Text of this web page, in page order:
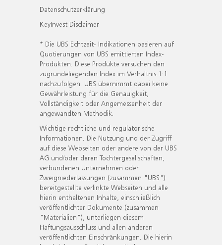
Datenschutzerklärung
KeyInvest Disclaimer
* Die UBS Echtzeit- Indikationen basieren auf
Quotierungen von UBS emittierten Index-
Produkten. Diese Produkte versuchen den
zugrundeliegenden Index im Verhältnis 1:1
nachzufolgen. UBS übernimmt dabei keine
Gewährleistung für die Genauigkeit,
Vollständigkeit oder Angemessenheit der
angewandten Methodik.
Wichtige rechtliche und regulatorische
Informationen. Die Nutzung und der Zugriff
auf diese Webseiten oder andere von der UBS
AG und/oder deren Tochtergesellschaften,
verbundenen Unternehmen oder
Zweigniederlassungen (zusammen "UBS")
bereitgestellte verlinkte Webseiten und alle
hierin enthaltenen Inhalte, einschließlich
veröffentlichter Dokumente (zusammen
"Materialien"), unterliegen diesem
Haftungsausschluss und allen anderen
veröffentlichten Einschränkungen. Die hierin